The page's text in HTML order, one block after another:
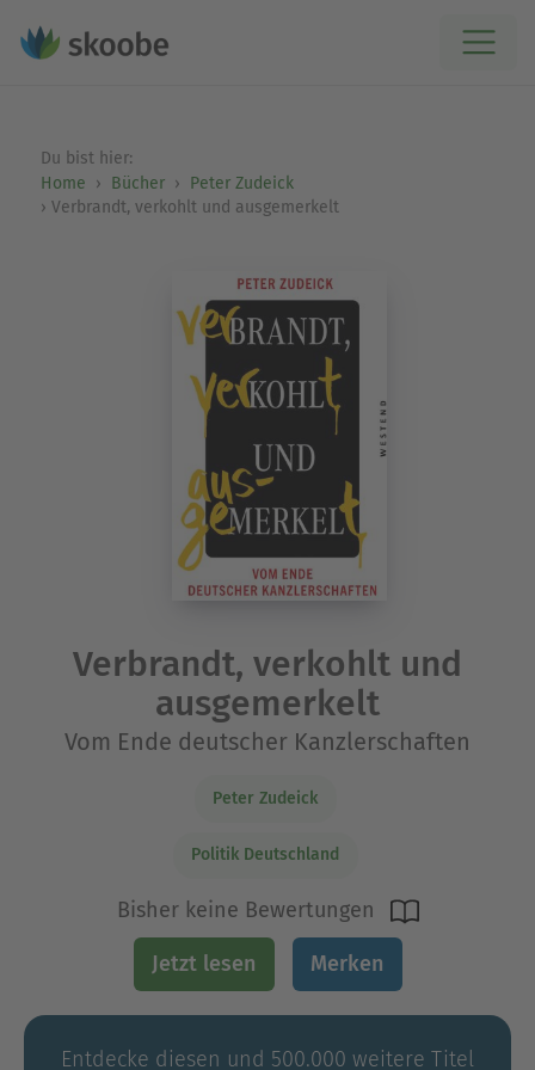
Du bist hier:
Home
Bücher
Peter Zudeick
Verbrandt, verkohlt und ausgemerkelt
Verbrandt, verkohlt und
ausgemerkelt
Vom Ende deutscher Kanzlerschaften
Peter Zudeick
Politik Deutschland
Bisher keine Bewertungen
Jetzt lesen Merken
Entdecke diesen und 500.000 weitere Titel